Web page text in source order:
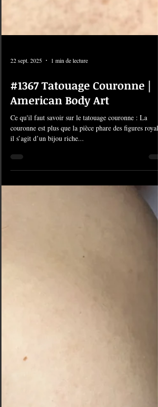
22 sept. 2025 1 min de lecture
#1367 Tatouage Couronne |
American Body Art
Ce qu'il faut savoir sur le tatouage couronne : La